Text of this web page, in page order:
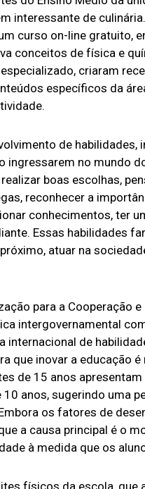
interessante de
curso on-line gratuito,
conceitos de física e
criaram
específicos da
de habilidades,
ingressarem no mundo
boas escolhas,
reconhecer a
conhecimentos, ter
Essas habilidades
atuar na
para a Cooperação
intergovernamental
internacional de
que inovar a educação
de 15 anos
anos, sugerindo uma
os fatores de
a causa principal é o
à medida que os
físicos da escola, que